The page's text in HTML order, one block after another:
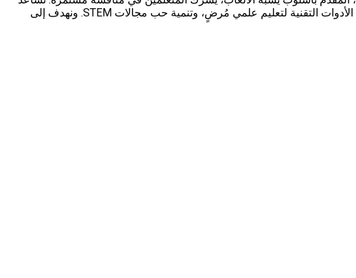
ونقيّم المتعلمين عبر بناء ملفات تعريف تفصيلية، لاكتشاف المواهب الخفية وتعزيز القدرات المعروفة. رسالتنا أن نوفّر لكل طالب الأدوات التقنية لتعليم علمي مُرضٍ، وتنمية حب مجالات STEM. ونهدف إلى